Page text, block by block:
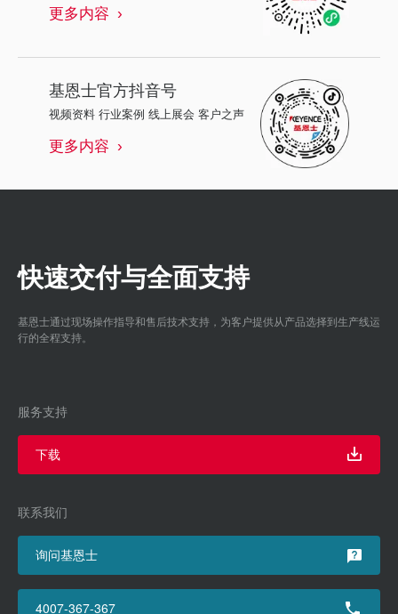
更多内容
基恩士官方抖音号
视频资料 行业案例 线上展会 客户之声
更多内容
快速交付与全面支持
基恩士通过现场操作指导和售后技术支持，为客户提供从产品选择到生产线运
行的全程支持。
服务支持
下载
联系我们
询问基恩士
4007-367-367